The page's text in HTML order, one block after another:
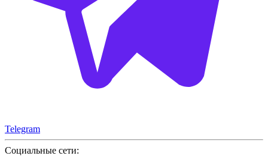
Telegram
Социальные сети: